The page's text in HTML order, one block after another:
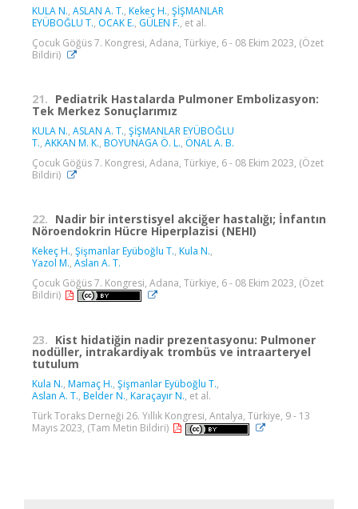
KULA N., ASLAN A. T., Kekeç H., ŞİŞMANLAR
EYÜBOĞLU T., OCAK E., GÜLEN F., et al.
Çocuk Göğüs 7. Kongresi, Adana, Türkiye, 6 - 08 Ekim 2023, (Özet
Bildiri)
21. Pediatrik Hastalarda Pulmoner Embolizasyon:
Tek Merkez Sonuçlarımız
KULA N., ASLAN A. T., ŞİŞMANLAR EYÜBOĞLU
T., AKKAN M. K., BOYUNAGA Ö. L., ÖNAL A. B.
Çocuk Göğüs 7. Kongresi, Adana, Türkiye, 6 - 08 Ekim 2023, (Özet
Bildiri)
22. Nadir bir interstisyel akciğer hastalığı; İnfantın
Nöroendokrin Hücre Hiperplazisi (NEHI)
Kekeç H., Şişmanlar Eyüboğlu T., Kula N.,
Yazol M., Aslan A. T.
Çocuk Göğüs 7. Kongresi, Adana, Türkiye, 6 - 08 Ekim 2023, (Özet
Bildiri)
23. Kist hidatiğin nadir prezentasyonu: Pulmoner
nodüller, intrakardiyak trombüs ve intraarteryel
tutulum
Kula N., Mamaç H., Şişmanlar Eyüboğlu T.,
Aslan A. T., Belder N., Karaçayır N., et al.
Türk Toraks Derneği 26. Yıllık Kongresi, Antalya, Türkiye, 9 - 13
Mayıs 2023, (Tam Metin Bildiri)